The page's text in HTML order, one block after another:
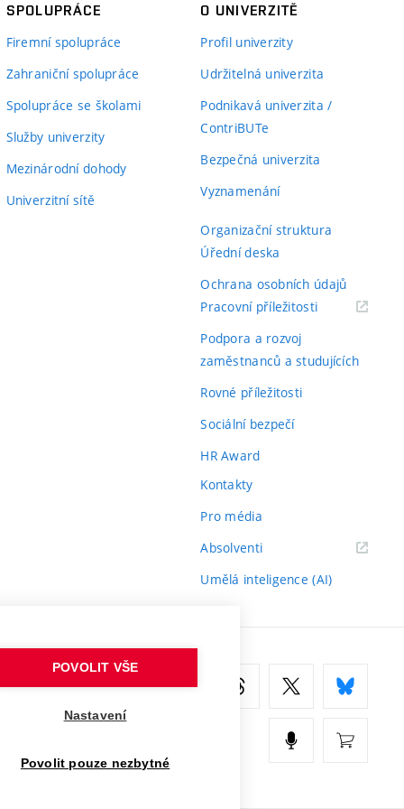
SPOLUPRÁCE
Firemní spolupráce
Zahraniční spolupráce
Spolupráce se školami
Služby univerzity
Mezinárodní dohody
Univerzitní sítě
O UNIVERZITĚ
Profil univerzity
Udržitelná univerzita
Podnikavá univerzita /
ContriBUTe
Bezpečná univerzita
Vyznamenání
Organizační struktura
Úřední deska
Ochrana osobních údajů
Pracovní příležitosti(externí
Podpora a rozvoj
zaměstnanců a studujících
Rovné příležitosti
Sociální bezpečí
HR Award
Kontakty
Pro média
Absolventi(externí
Umělá inteligence (AI)
POVOLIT VŠE
Nastavení
Povolit pouze nezbytné